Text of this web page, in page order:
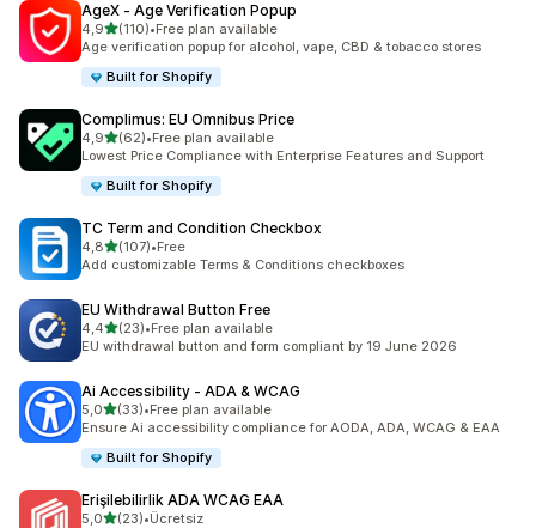
AgeX ‑ Age Verification Popup
4,95 yıldız üzerinden
(110)
toplam 110 değerlendirme
•Free plan available
Age verification popup for alcohol, vape, CBD & tobacco stores
Built for Shopify
Complimus: EU Omnibus Price
4,95 yıldız üzerinden
(62)
toplam 62 değerlendirme
•Free plan available
Lowest Price Compliance with Enterprise Features and Support
Built for Shopify
TC Term and Condition Checkbox
4,85 yıldız üzerinden
(107)
toplam 107 değerlendirme
•Free
Add customizable Terms & Conditions checkboxes
EU Withdrawal Button Free
4,45 yıldız üzerinden
(23)
toplam 23 değerlendirme
•Free plan available
EU withdrawal button and form compliant by 19 June 2026
Ai Accessibility ‑ ADA & WCAG
5,05 yıldız üzerinden
(33)
toplam 33 değerlendirme
•Free plan available
Ensure Ai accessibility compliance for AODA, ADA, WCAG & EAA
Built for Shopify
Erişilebilirlik ADA WCAG EAA
5,05 yıldız üzerinden
(23)•Ücretsiz